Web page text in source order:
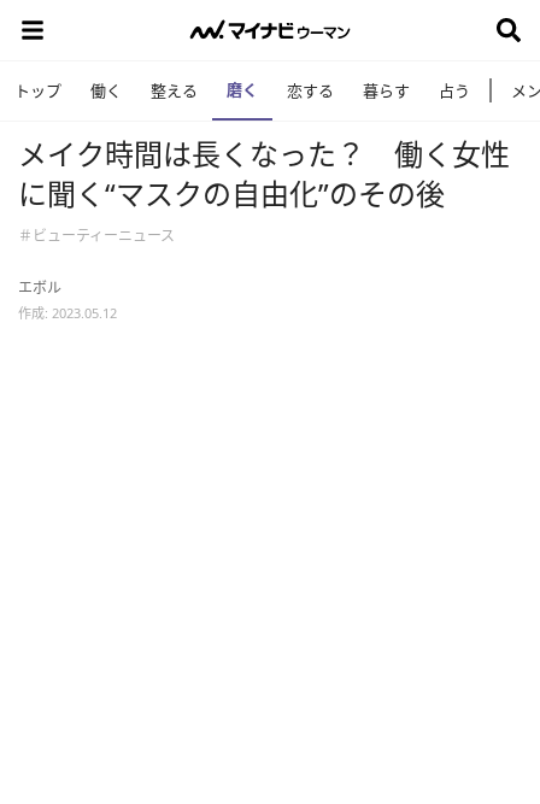
トップ 働く 整える 磨く 恋する 暮らす 占う メ
メイク時間は長くなった？ 働く女性
に聞く“マスクの自由化”のその後
＃ビューティーニュース
エボル
作成: 2023.05.12